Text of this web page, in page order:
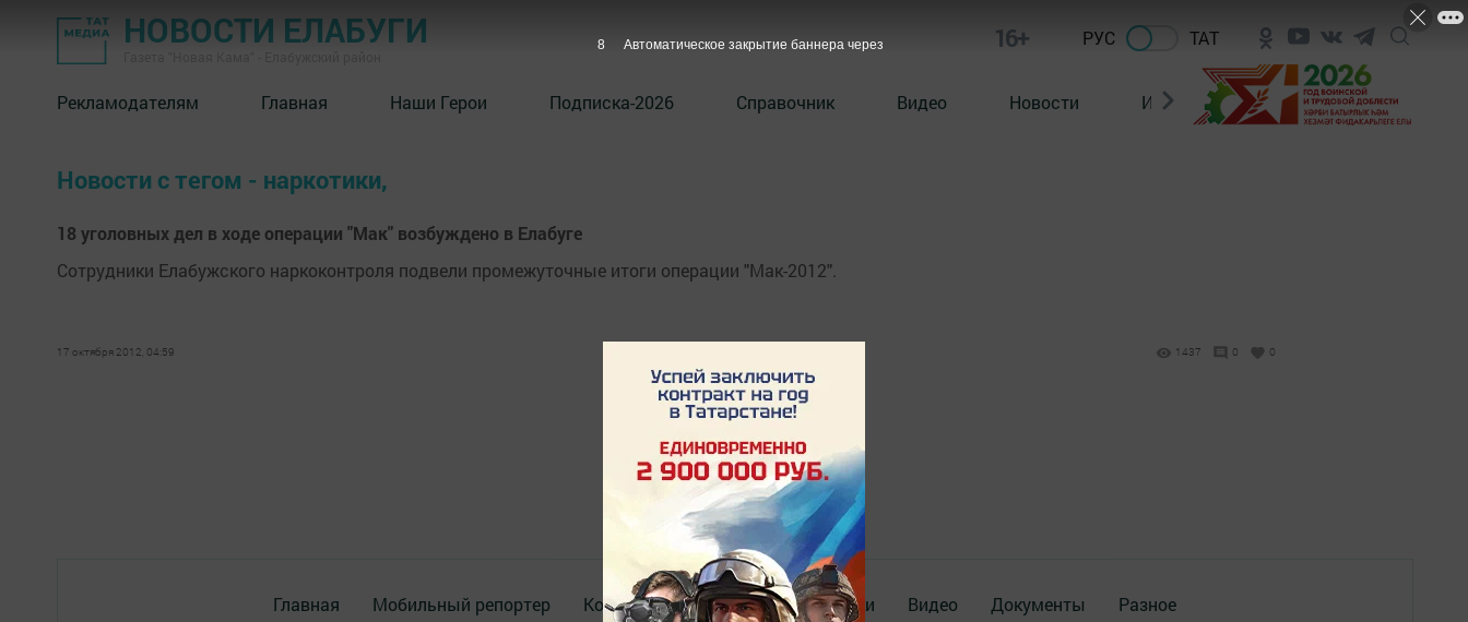
НОВОСТИ ЕЛАБУГИ 16+ РУС ТАТ
Рекламодателям Главная Наши Герои Подписка-2026 Справочник Видео Новости Из зала суда
Новости с тегом - наркотики,
18 уголовных дел в ходе операции "Мак" возбуждено в Елабуге
Сотрудники Елабужского наркоконтроля подвели промежуточные итоги операции "Мак-2012".
17 октября 2012, 04:59 1437 0 0
Главная Мобильный репортер Конкурсы Школа журналистики Видео Документы Разное
8 Автоматическое закрытие баннера через